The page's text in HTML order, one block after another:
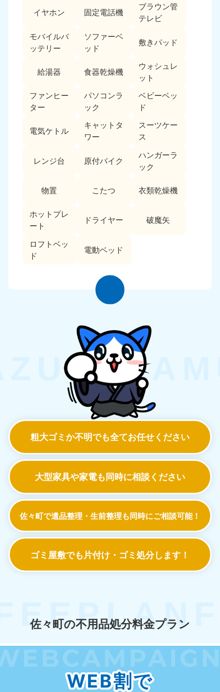
イヤホン 固定電話機
ブラウン管
テレビ
モバイルバ
ッテリー
ソファーベ
ッド
敷きパッド
給湯器 食器乾燥機
ウォシュレ
ット
ファンヒー
ター
パソコンラ
ック
ベビーベッ
ド
電気ケトル
キャットタ
ワー
スーツケー
ス
レンジ台 原付バイク
ハンガーラ
ック
物置 こたつ 衣類乾燥機
ホットプレ
ート
ドライヤー 破魔矢
ロフトベッ
ド
電動ベッド
粗大ゴミか不明でも全てお任せください
大型家具や家電も同時に相談ください
佐々町で遺品整理・生前整理も同時にご相談可能！
ゴミ屋敷でも 片付け・ゴミ処分します！
佐々町の不用品処分料金プラン
WEB割で
050-1880-9892
沖縄県
050-1880-9887